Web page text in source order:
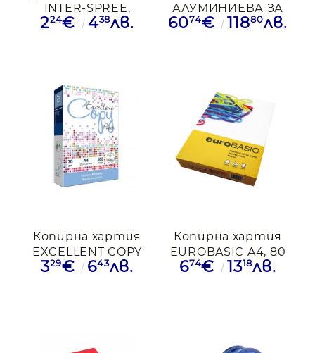
INTER-SPREE,
МАТИРАН
224€ 438лв.
АЛУМИНИЕВА ЗА
ЛИСТ А2 NOBO
6074€ 11880лв.
Копирна хартия
EXCELLENT COPY
A4, 70 ГРАМА
329€ 643лв.
Копирна хартия
EUROBASIC A4, 80
ГРАМА
674€ 1318лв.